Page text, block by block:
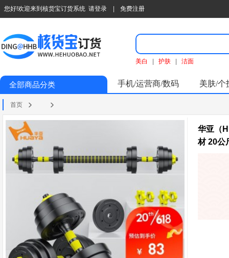
您好!欢迎来到核货宝订货系统 请登录 免费注册
美白 护肤 洁面
全部商品分类 手机/运营商/数码 美肤/个
首页
华亚（
材 20公